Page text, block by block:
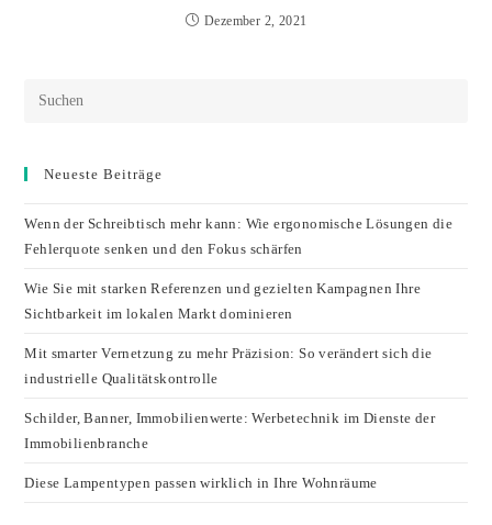
Dezember 2, 2021
Neueste Beiträge
Wenn der Schreibtisch mehr kann: Wie ergonomische Lösungen die
Fehlerquote senken und den Fokus schärfen
Wie Sie mit starken Referenzen und gezielten Kampagnen Ihre
Sichtbarkeit im lokalen Markt dominieren
Mit smarter Vernetzung zu mehr Präzision: So verändert sich die
industrielle Qualitätskontrolle
Schilder, Banner, Immobilienwerte: Werbetechnik im Dienste der
Immobilienbranche
Diese Lampentypen passen wirklich in Ihre Wohnräume